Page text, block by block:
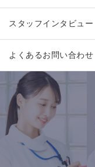
スタッフインタビュー
よくあるお問い合わせ